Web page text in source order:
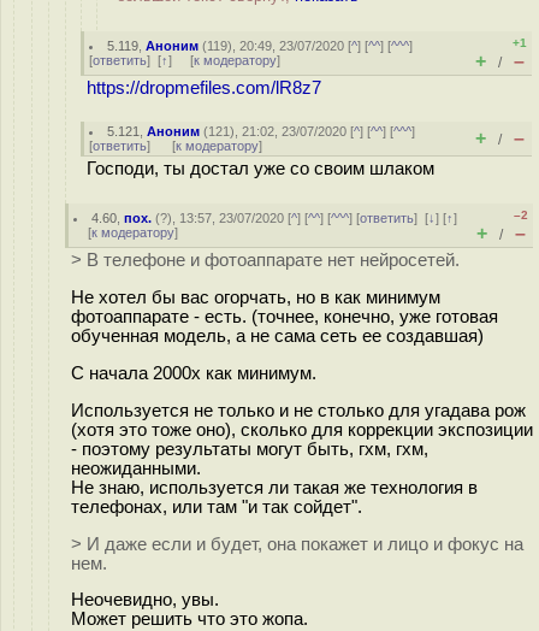
5.119 ,Аноним (119), 20:49, 23/07/2020 [^] [^^] [^^^]
[ответить] [↑] [к модератору]
+1
+ / –
https://dropmefiles.com/lR8z7
5.121 ,Аноним (121), 21:02, 23/07/2020 [^] [^^] [^^^]
[ответить] [к модератору] + / –
Господи, ты достал уже со своим шлаком
4.60 ,пох. (?), 13:57, 23/07/2020 [^] [^^] [^^^] [ответить][↓] [↑]
[к модератору]
–2
+ / –
> В телефоне и фотоаппарате нет нейросетей.
Не хотел бы вас огорчать, но в как минимум
фотоаппарате - есть. (точнее, конечно, уже готовая
обученная модель, а не сама сеть ее создавшая)
C начала 2000х как минимум.
Используется не только и не столько для угадава рож
(хотя это тоже оно), сколько для коррекции экспозиции
- поэтому результаты могут быть, гхм, гхм,
неожиданными.
Не знаю, используется ли такая же технология в
телефонах, или там "и так сойдет".
> И даже если и будет, она покажет и лицо и фокус на
нем.
Неочевидно, увы.
Может решить что это жопа.